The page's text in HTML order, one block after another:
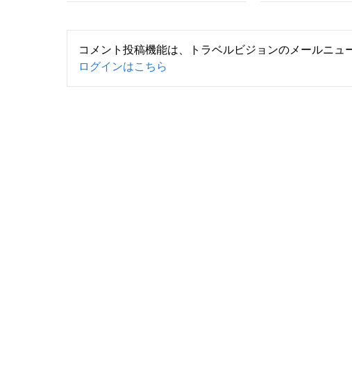
コメント投稿機能は、トラベルビジョンのメールニュ
ログインはこちら